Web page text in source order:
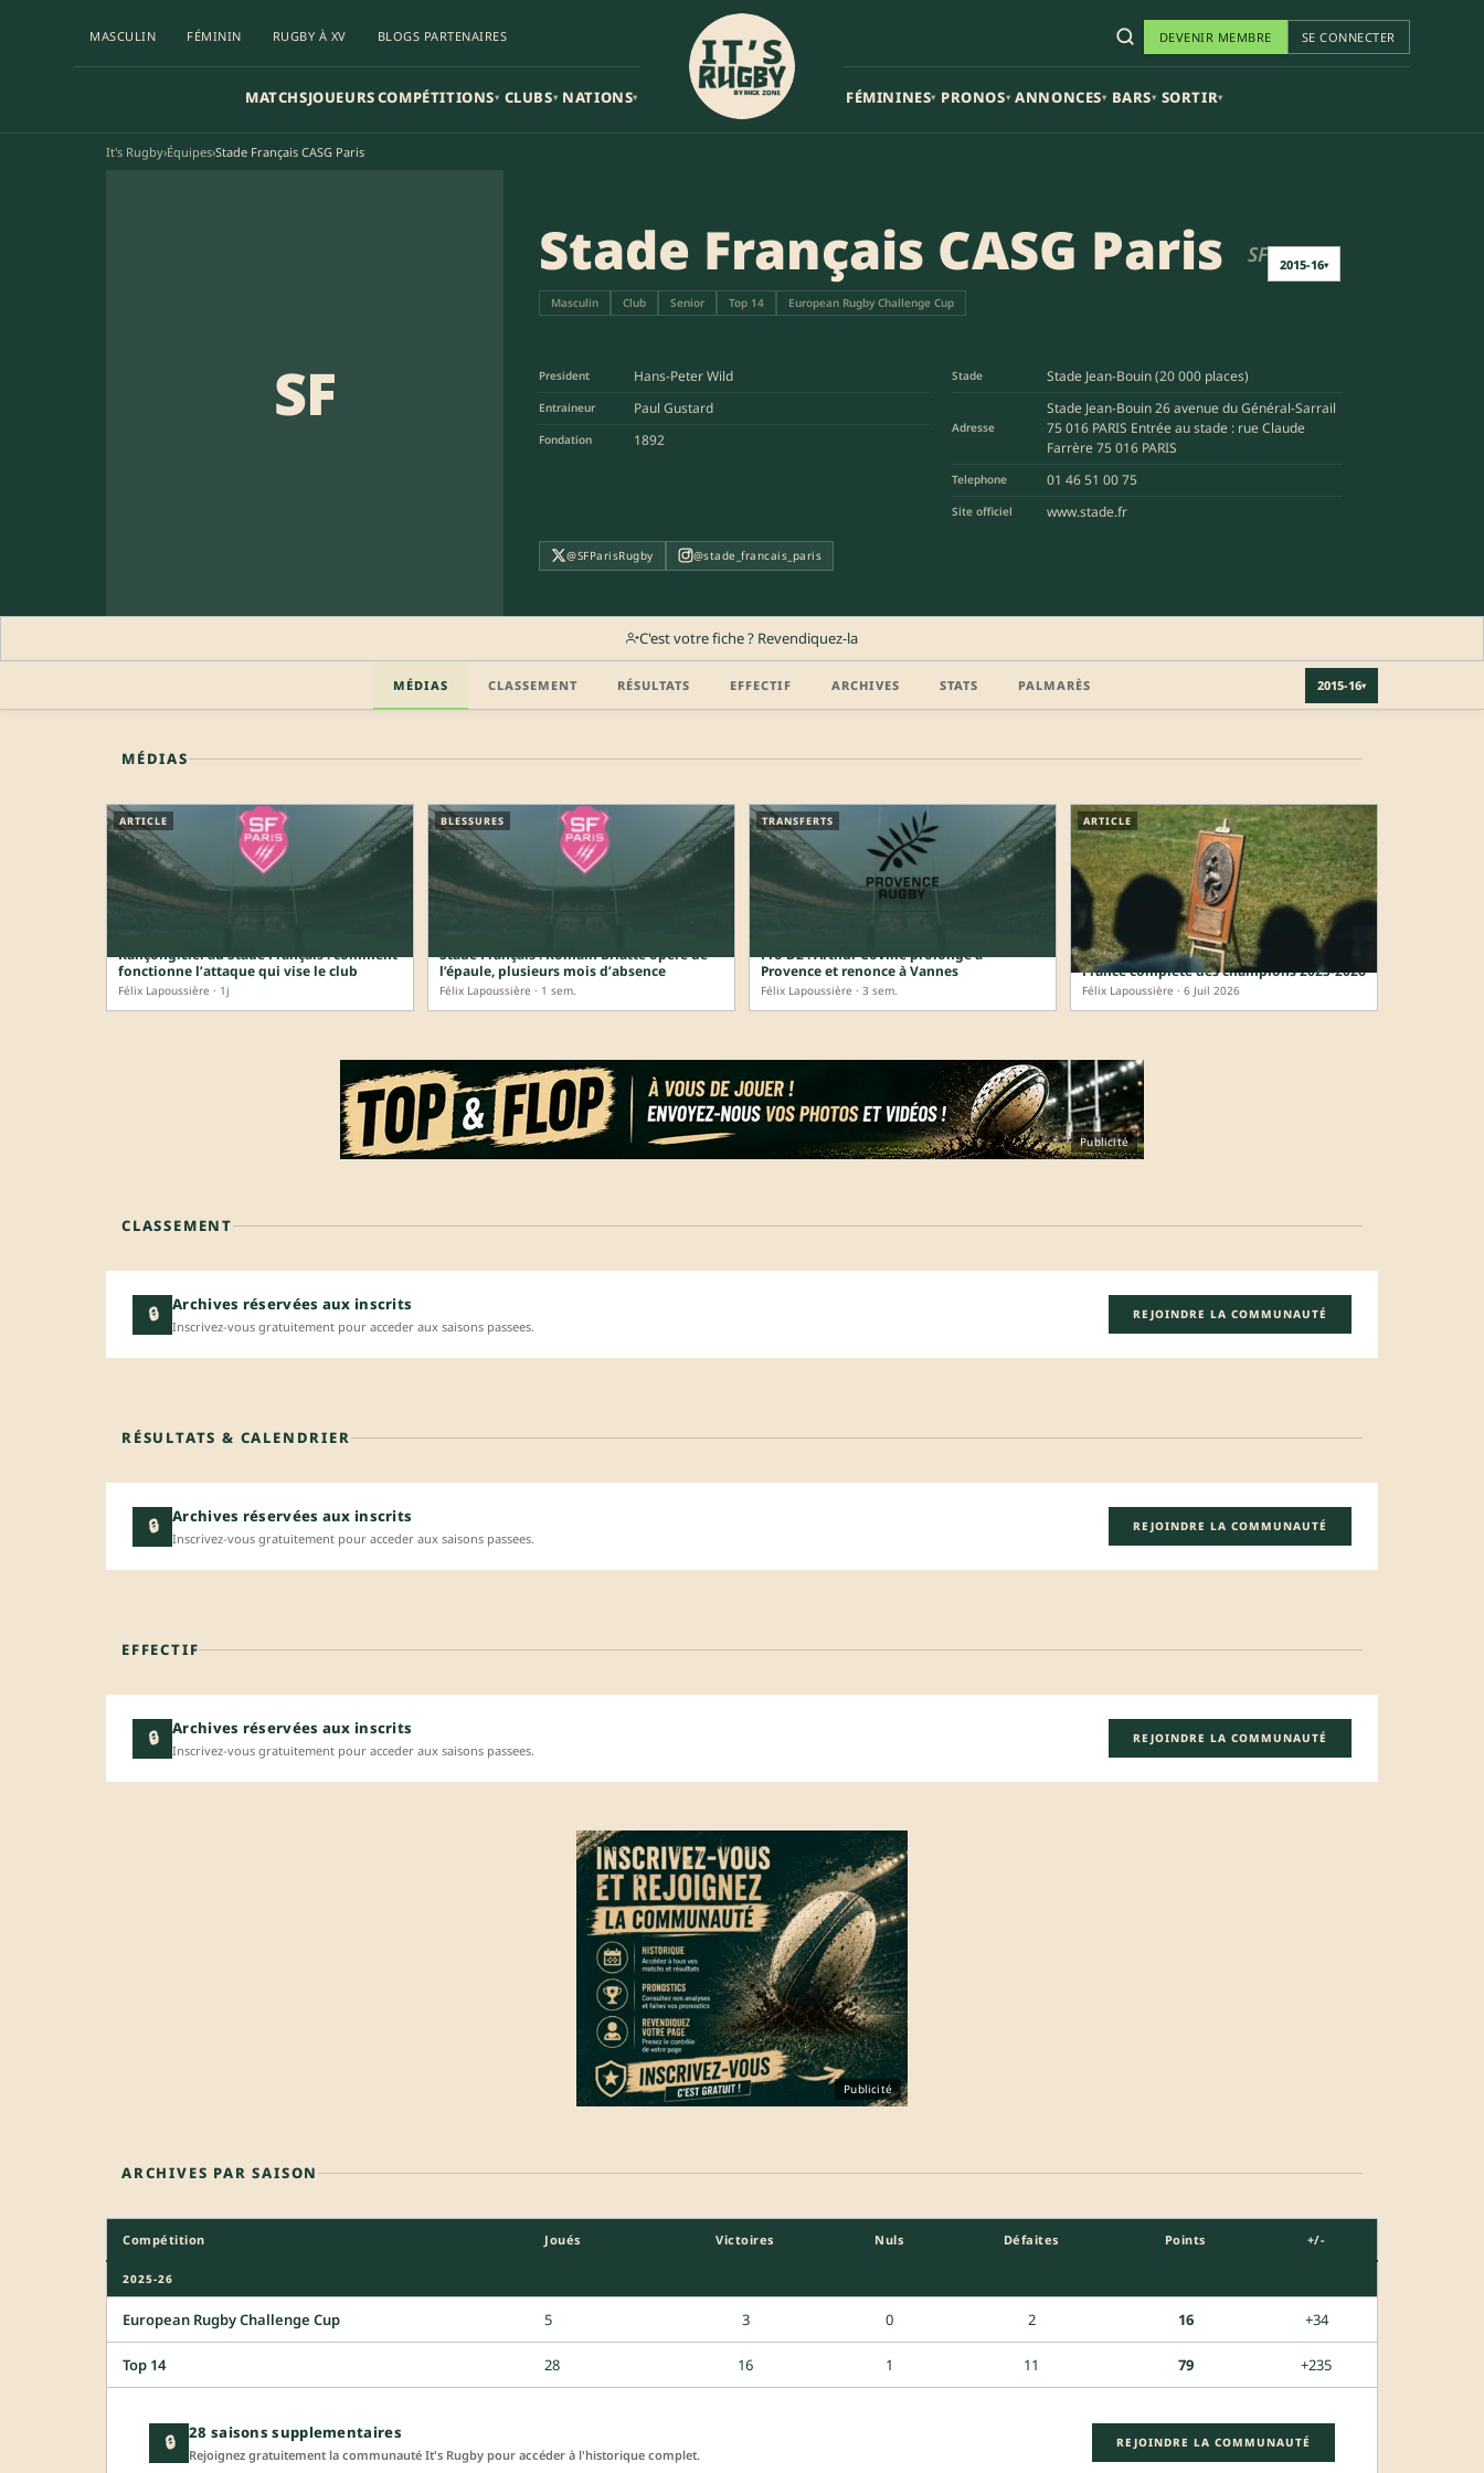
MASCULIN FÉMININ RUGBY À XV BLOGS PARTENAIRES
MATCHSJOUEURSCOMPÉTITIONS▾ CLUBS▾ NATIONS▾
DEVENIR MEMBRE SE CONNECTER
FÉMININES▾ PRONOS▾ ANNONCES▾ BARS▾ SORTIR▾
It's Rugby›Équipes›Stade Français CASG Paris
SF
Stade Français CASG Paris SF 2015-16▾
Masculin Club Senior Top 14 European Rugby Challenge Cup
President Hans-Peter Wild
Entraineur Paul Gustard
Fondation 1892
Stade Stade Jean-Bouin (20 000 places)
Adresse
Stade Jean-Bouin 26 avenue du Général-Sarrail
75 016 PARIS Entrée au stade : rue Claude
Farrère 75 016 PARIS
Telephone 01 46 51 00 75
Site officiel www.stade.fr
@SFParisRugby @stade_francais_paris
C'est votre fiche ? Revendiquez-la
MÉDIAS CLASSEMENT RÉSULTATS EFFECTIF ARCHIVES STATS PALMARÈS 2015-16▾
MÉDIAS
ARTICLE
Rançongiciel au Stade Français : comment
fonctionne l’attaque qui vise le club
Félix Lapoussière · 1j
BLESSURES
Stade Français : Romain Briatte opéré de
l’épaule, plusieurs mois d’absence
Félix Lapoussière · 1 sem.
TRANSFERTS
Pro D2 : Arthur Coville prolonge à
Provence et renonce à Vannes
Félix Lapoussière · 3 sem.
ARTICLE
Toulouse, Vannes, Bastia : la carte de
France complète des champions 2025-2026
Félix Lapoussière · 6 Juil 2026
Publicité
CLASSEMENT
🔒 Archives réservées aux inscrits
Inscrivez-vous gratuitement pour acceder aux saisons passees.
REJOINDRE LA COMMUNAUTÉ
RÉSULTATS & CALENDRIER
🔒 Archives réservées aux inscrits
Inscrivez-vous gratuitement pour acceder aux saisons passees.
REJOINDRE LA COMMUNAUTÉ
EFFECTIF
🔒 Archives réservées aux inscrits
Inscrivez-vous gratuitement pour acceder aux saisons passees.
REJOINDRE LA COMMUNAUTÉ
Publicité
ARCHIVES PAR SAISON
Compétition Joués Victoires Nuls Défaites Points +/-
2025-26
European Rugby Challenge Cup 5 3 0 2 16 +34
Top 14 28 16 1 11 79 +235
🔒 28 saisons supplementaires
Rejoignez gratuitement la communauté It's Rugby pour accéder à l'historique complet.
REJOINDRE LA COMMUNAUTÉ